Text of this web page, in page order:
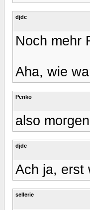
djdc
Noch mehr
Aha, wie
Penko
also
djdc
Ach ja, erst
sellerie